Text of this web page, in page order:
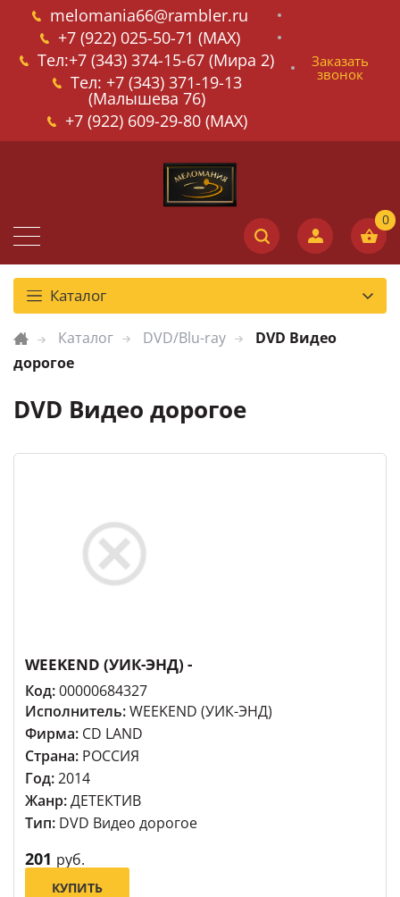
melomania66@rambler.ru
+7 (922) 025-50-71 (MAX)
Тел:+7 (343) 374-15-67 (Мира 2)
Тел: +7 (343) 371-19-13
(Малышева 76)
+7 (922) 609-29-80 (MAX)
Заказать
звонок
Каталог
Каталог DVD/Blu-ray
DVD Видео
дорогое
DVD Видео дорогое
WEEKEND (УИК-ЭНД) -
Код:00000684327
Исполнитель:WEEKEND (УИК-ЭНД)
Фирма: CD LAND
Страна: РОССИЯ
Год:2014
Жанр:ДЕТЕКТИВ
Тип: DVD Видео дорогое
201 руб.
КУПИТЬ